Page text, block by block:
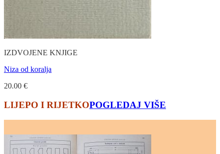
IZDVOJENE KNJIGE
Niza od koralja
20.00 €
LIJEPO I RIJETKOPOGLEDAJ VIŠE